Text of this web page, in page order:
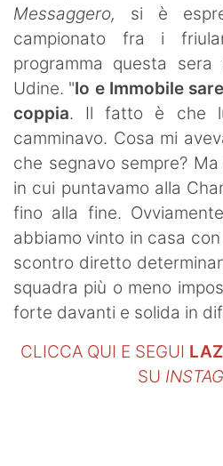
Messaggero, si è
campionato fra i
programma questa
Udine. "Io e Immobile
coppia. Il fatto è che
camminavo. Cosa mi
che segnavo sempre?
in cui puntavamo alla
fino alla fine.
abbiamo vinto in casa
scontro diretto
squadra più o meno
forte davanti e solida in
CLICCA QUI E SEGUI
SU